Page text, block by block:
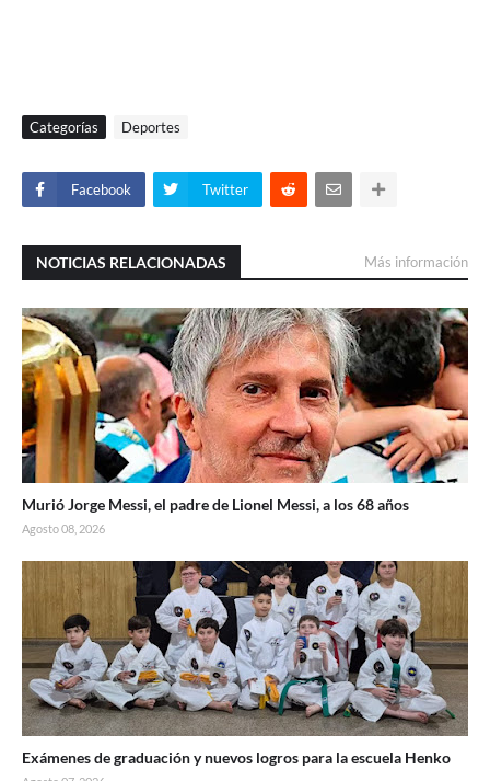
Categorías Deportes
Facebook Twitter
NOTICIAS RELACIONADAS Más información
Murió Jorge Messi, el padre de Lionel Messi, a los 68 años
Agosto 08, 2026
Exámenes de graduación y nuevos logros para la escuela Henko